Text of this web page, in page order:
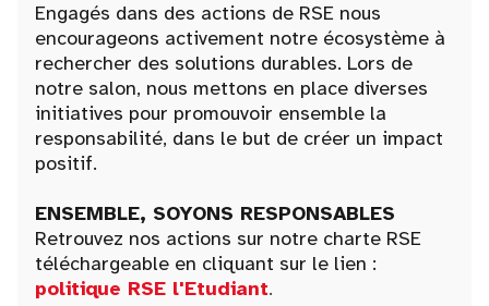
Engagés dans des actions de RSE nous
encourageons activement notre écosystème à
rechercher des solutions durables. Lors de
notre salon, nous mettons en place diverses
initiatives pour promouvoir ensemble la
responsabilité, dans le but de créer un impact
positif.
ENSEMBLE, SOYONS RESPONSABLES
Retrouvez nos actions sur notre charte RSE
téléchargeable en cliquant sur le lien :
politique RSE l'Etudiant.